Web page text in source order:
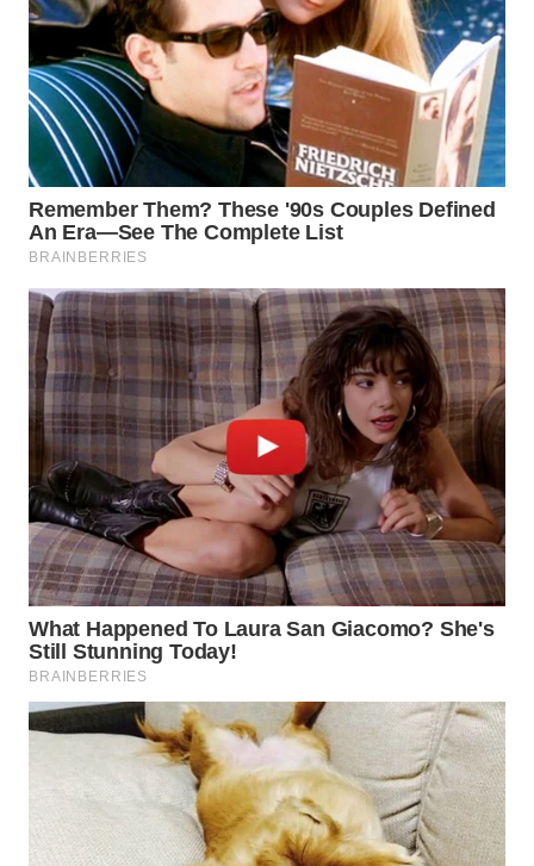
MAJALENGKA
WN
SUBANG
WN
SUKABUMI
WN
PURWAKARTA
WN
PRIANGAN
TIMUR
WN
SEMARANG
WN
SOLO
WN
BOROBUDUR
WN
SURABAYA